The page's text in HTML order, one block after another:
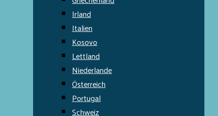
Irland
Italien
Kosovo
Lettland
Niederlande
Österreich
Portugal
Schweiz